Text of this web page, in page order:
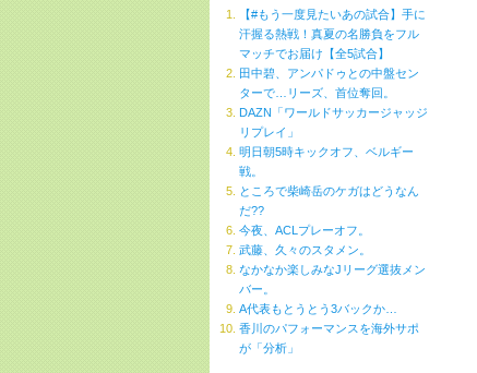
【#もう一度見たいあの試合】手に
汗握る熱戦！真夏の名勝負をフル
マッチでお届け【全5試合】
田中碧、アンパドゥとの中盤セン
ターで…リーズ、首位奪回。
DAZN「ワールドサッカージャッジ
リプレイ」
明日朝5時キックオフ、ベルギー
戦。
ところで柴崎岳のケガはどうなん
だ??
今夜、ACLプレーオフ。
武藤、久々のスタメン。
なかなか楽しみなJリーグ選抜メン
バー。
A代表もとうとう3バックか…
香川のパフォーマンスを海外サポ
が「分析」